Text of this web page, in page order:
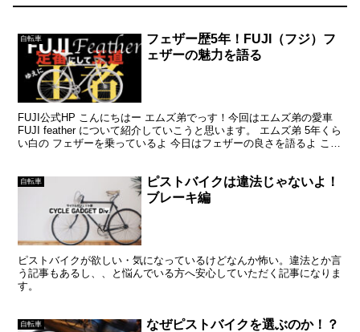
自転車
フェザー歴5年！FUJI（フジ）フ
ェザーの魅力を語る
FUJI公式HP こんにちはー エムズ弟でっす！今回はエムズ弟の愛車
FUJI feather について紹介していこうと思います。 エムズ弟 5年くら
い白の フェザーを乗っているよ 今日はフェザーの良さを語るよ この
自転車
ピストバイクは違法じゃないよ！
ブレーキ編
ピストバイクが欲しい・気になっているけどなんか怖い。違法とか言
う記事もあるし、、と悩んでいる方へ安心していただく記事になりま
す。
自転車
なぜピストバイクを選ぶのか！？